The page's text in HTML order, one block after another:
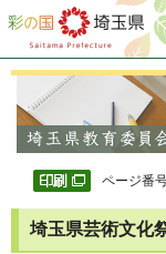
彩の国 埼玉県
ページ番
埼玉県芸術文化